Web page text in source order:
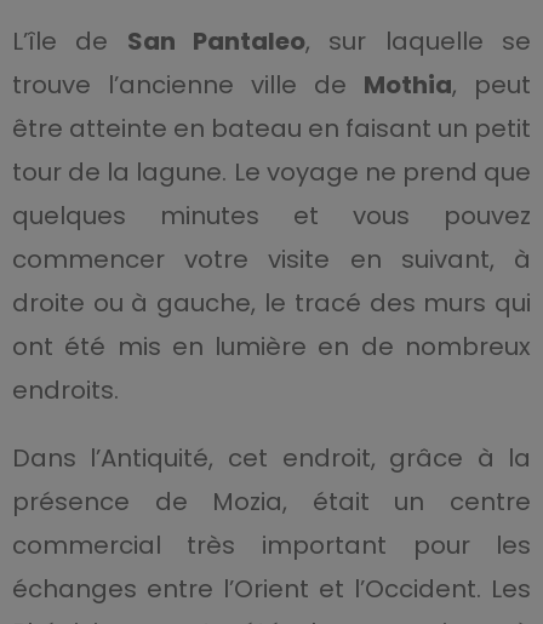
L’île de San Pantaleo, sur laquelle se
trouve l’ancienne ville de Mothia, peut
être atteinte en bateau en faisant un petit
tour de la lagune. Le voyage ne prend que
quelques minutes et vous pouvez
commencer votre visite en suivant, à
droite ou à gauche, le tracé des murs qui
ont été mis en lumière en de nombreux
endroits.
Dans l’Antiquité, cet endroit, grâce à la
présence de Mozia, était un centre
commercial très important pour les
échanges entre l’Orient et l’Occident. Les